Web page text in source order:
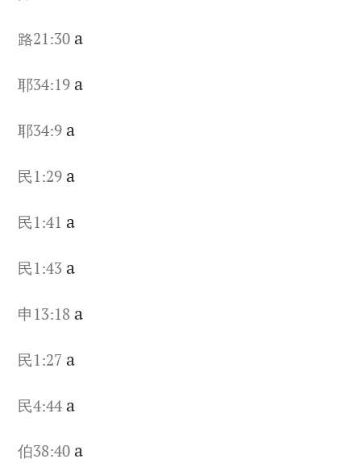
路21:30 a
耶34:19 a
耶34:9 a
民1:29 a
民1:41 a
民1:43 a
申13:18 a
民1:27 a
民4:44 a
伯38:40 a